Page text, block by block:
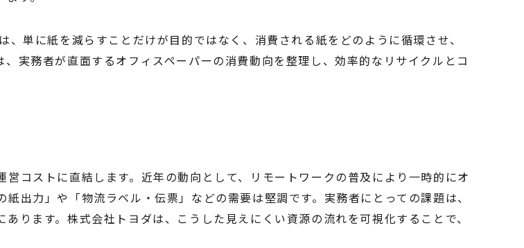
単に紙を減らすことだけが目的ではなく、消費される紙をどのように循環させ、
実務者が直面するオフィスペーパーの消費動向を整理し、効率的なリサイクルとコ
コストに直結します。近年の動向として、リモートワークの普及により一時的にオ
出力」や「物流ラベル・伝票」などの需要は堅調です。実務者にとっての課題は、
ります。株式会社トヨダは、こうした見えにくい資源の流れを可視化することで、